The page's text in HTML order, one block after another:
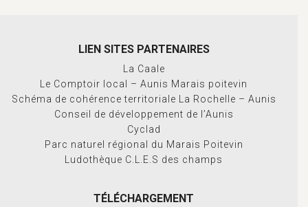
LIEN SITES PARTENAIRES
La Caale
Le Comptoir local – Aunis Marais poitevin
Schéma de cohérence territoriale La Rochelle – Aunis
Conseil de développement de l’Aunis
Cyclad
Parc naturel régional du Marais Poitevin
Ludothèque C.L.E.S des champs
TÉLÉCHARGEMENT